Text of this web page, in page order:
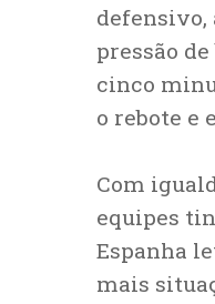
defensivo,
pressão
cinco
o rebote e
Com
equipes
Espanha
mais